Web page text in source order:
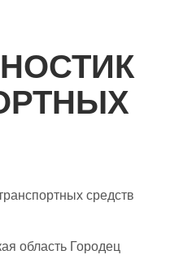
средств
область Городец